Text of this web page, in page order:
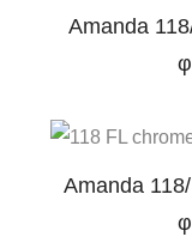
Amanda
Amanda 118/